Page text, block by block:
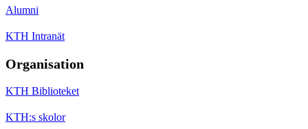
Alumni
KTH Intranät
Organisation
KTH Biblioteket
KTH:s skolor